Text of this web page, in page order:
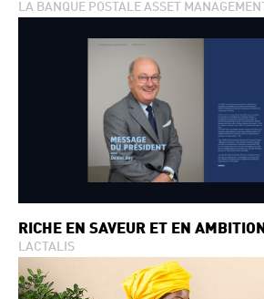
LA BANQUE POSTALE ASSET MANAGEMENT
RICHE EN SAVEUR ET EN AMBITION
LACTALIS